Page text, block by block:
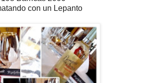
con un Lepanto